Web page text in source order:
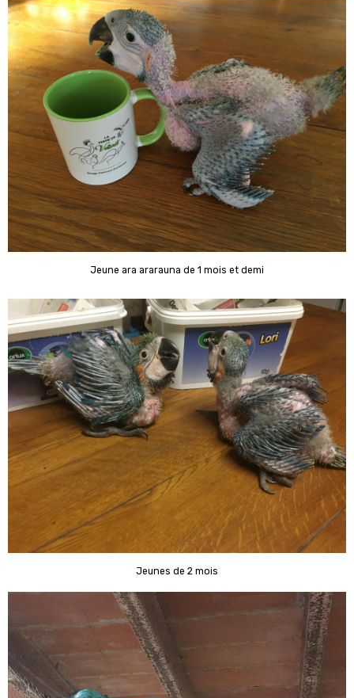
Jeune ara ararauna de 1 mois et demi
Jeunes de 2 mois